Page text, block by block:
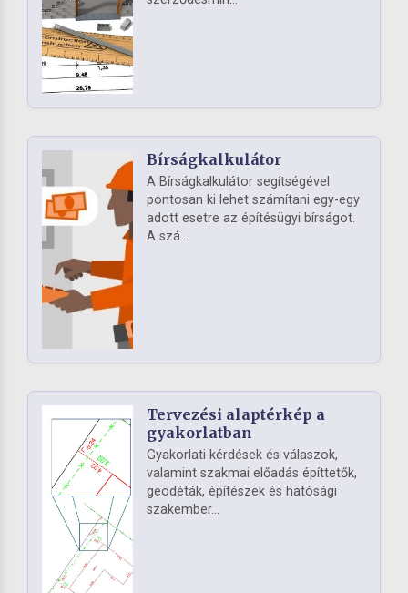
Bírságkalkulátor
A Bírságkalkulátor segítségével
pontosan ki lehet számítani egy-egy
adott esetre az építésügyi bírságot.
A szá...
Tervezési alaptérkép a
gyakorlatban
Gyakorlati kérdések és válaszok,
valamint szakmai előadás építtetők,
geodéták, építészek és hatósági
szakember...